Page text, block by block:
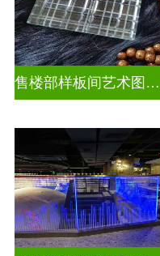
售楼部样板间艺术图案车刻玻璃